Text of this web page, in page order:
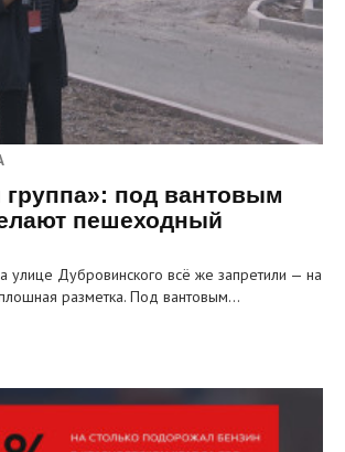
группа»: под вантовым
пешеходный
улице Дубровинского всё же запретили — на
разметка. Под вантовым…